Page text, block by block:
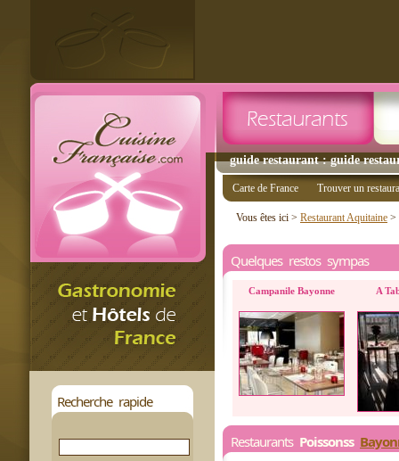
guide restaurant : guide
Recherche rapide
Carte de France Trouver un
Vous êtes ici > Restaurant Aquitaine >
Quelques restos sympas
Campanile Bayonne A
Restaurants Poissonss